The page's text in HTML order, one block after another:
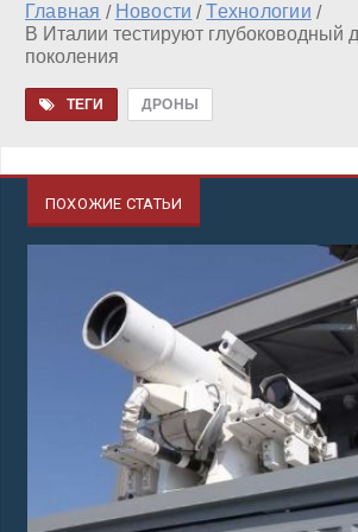
Главная / Новости /Технологии /
В Италии тестируют глубоководный
поколения
ТЕГИ ДРОНЫ
ПОХОЖИЕ СТАТЬИ